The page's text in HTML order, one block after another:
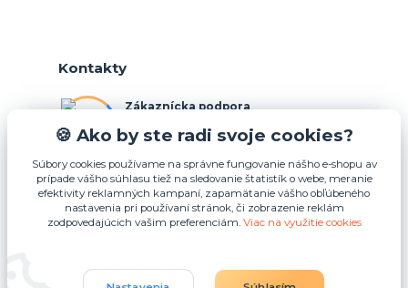
Kontakty
Zákaznícka podpora
(Po-Pia, 10-15 hod.)
info@podnosy.sk
Upraviť zber cookies.
🍪 Ako by ste radi svoje cookies?
Súbory cookies používame na správne fungovanie nášho e-shopu av
prípade vášho súhlasu tiež na sledovanie štatistík o webe, meranie
efektivity reklamných kampaní, zapamätanie vášho obľúbeného
nastavenia pri používaní stránok, či zobrazenie reklám
zodpovedajúcich vašim preferenciám. Viac na využitie cookies